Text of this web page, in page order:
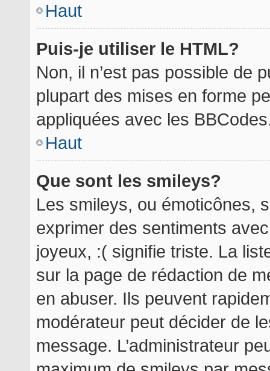
Haut
Puis-je utiliser le HTML?
Non, il n’est pas possible de
plupart des mises en forme
appliquées avec les
Haut
Que sont les smileys?
Les smileys, ou émoticônes,
exprimer des sentiments
joyeux, :( signifie triste. La
sur la page de rédaction de
en abuser. Ils peuvent
modérateur peut décider de
message. L’administrateur